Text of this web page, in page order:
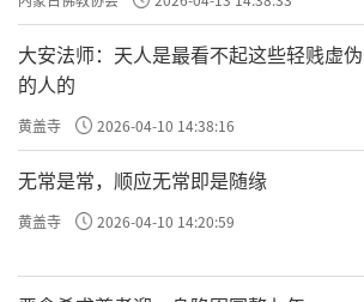
大安法师：天人是最看不起这些轻贱虚伪
的人的
黄盖寺 2026-04-10 14:38:16
无常是常，顺应无常即是随缘
黄盖寺 2026-04-10 14:20:59